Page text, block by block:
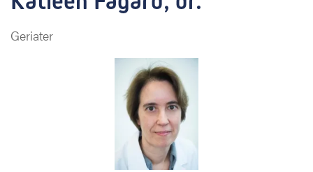
F
a
g
a
r
d
Geriater